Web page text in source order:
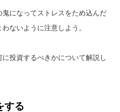
になってストレスをため込んだ
ないように注意しよう。
投資するべきかについて解説し
する